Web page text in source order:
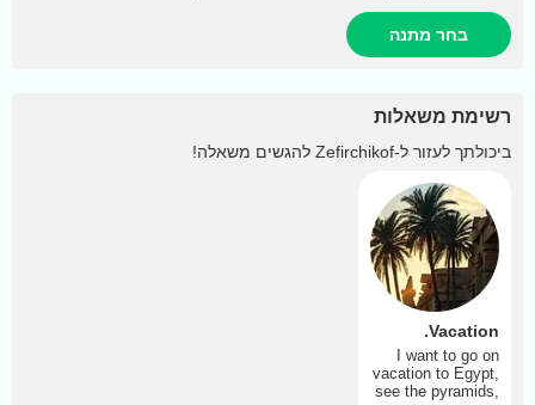
בחר מתנה
רשימת משאלות
ביכולתך לעזור ל-Zefirchikof להגשים משאלה!
Vacation.
I want to go on
vacation to Egypt,
see the pyramids,